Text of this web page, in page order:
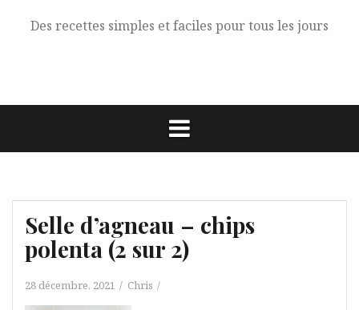
Des recettes simples et faciles pour tous les jours
Selle d’agneau – chips
polenta (2 sur 2)
28 décembre, 2021 Chris